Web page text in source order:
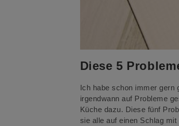
Diese 5
Ich habe schon immer gern
irgendwann auf Probleme
Küche dazu. Diese fünf
sie alle auf einen Schlag